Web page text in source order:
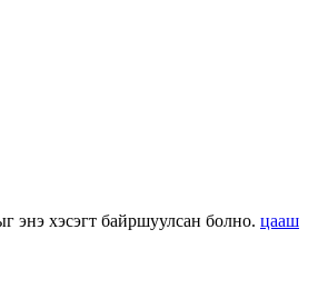
энэ хэсэгт байршуулсан болно. цааш